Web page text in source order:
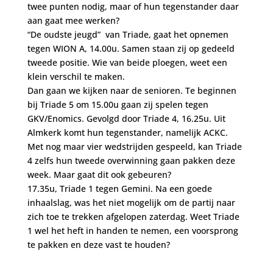
twee punten nodig, maar of hun tegenstander daar
aan gaat mee werken?
“De oudste jeugd” van Triade, gaat het opnemen
tegen WION A, 14.00u. Samen staan zij op gedeeld
tweede positie. Wie van beide ploegen, weet een
klein verschil te maken.
Dan gaan we kijken naar de senioren. Te beginnen
bij Triade 5 om 15.00u gaan zij spelen tegen
GKV/Enomics. Gevolgd door Triade 4, 16.25u. Uit
Almkerk komt hun tegenstander, namelijk ACKC.
Met nog maar vier wedstrijden gespeeld, kan Triade
4 zelfs hun tweede overwinning gaan pakken deze
week. Maar gaat dit ook gebeuren?
17.35u, Triade 1 tegen Gemini. Na een goede
inhaalslag, was het niet mogelijk om de partij naar
zich toe te trekken afgelopen zaterdag. Weet Triade
1 wel het heft in handen te nemen, een voorsprong
te pakken en deze vast te houden?